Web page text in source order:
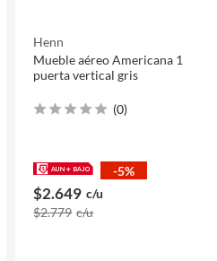
Henn
Mueble aéreo Americana 1
puerta vertical gris
(0)
-5%
$2.649 c/u
$2.779 c/u